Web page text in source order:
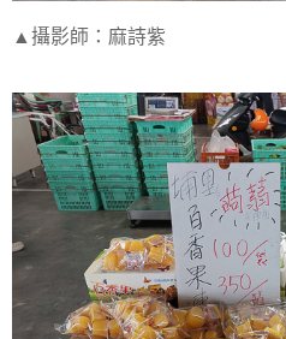
▲攝影師：麻詩紫